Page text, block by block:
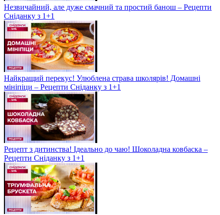
Незвичайний, але дуже смачний та простий банош – Рецепти
Сніданку з 1+1
Найкращий перекус! Улюблена страва школярів! Домашні
мініпіци – Рецепти Сніданку з 1+1
Рецепт з дитинства! Ідеально до чаю! Шоколадна ковбаска –
Рецепти Сніданку з 1+1